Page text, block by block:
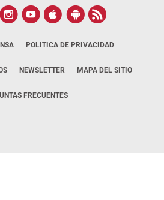
POLÍTICA DE PRIVACIDAD
NEWSLETTER MAPA DEL SITIO
FRECUENTES